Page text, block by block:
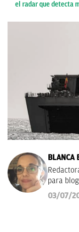
el radar que detecta
BLANCA
para
desde
03/07/